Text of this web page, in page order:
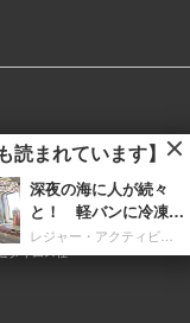
読まれています】
深夜の海に人が続々
と！ 軽バンに冷凍庫
を携え「朝4時までホ
タルイカ掬い」の奮闘
タイムス社